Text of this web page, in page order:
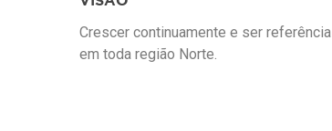
Crescer continuamente e ser referência
em toda região Norte.